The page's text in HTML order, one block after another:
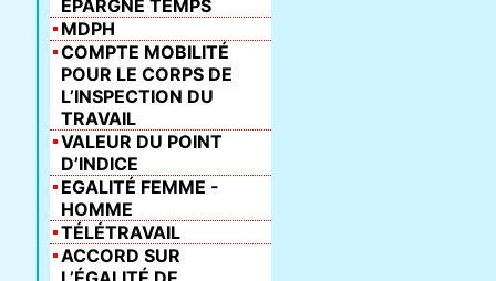
ÉPARGNE TEMPS
MDPH
COMPTE MOBILITÉ
POUR LE CORPS DE
L’INSPECTION DU
TRAVAIL
VALEUR DU POINT
D’INDICE
EGALITÉ FEMME -
HOMME
TÉLÉTRAVAIL
ACCORD SUR